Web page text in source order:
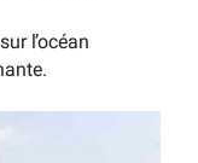
l’océan